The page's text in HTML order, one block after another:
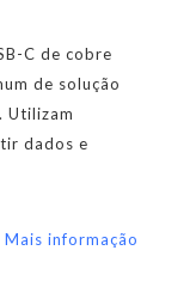
C de cobre
de solução
Utilizam
dados e
informação